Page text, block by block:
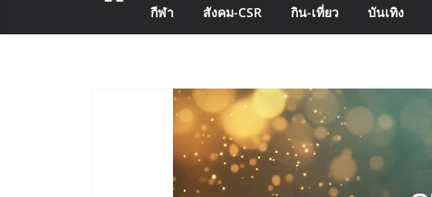
กีฬา สังคม-CSR กิน-เที่ยว บันเทิง